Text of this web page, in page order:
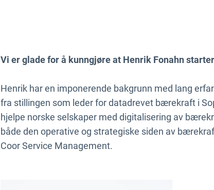
Vi er glade for å kunngjøre at Henrik Fonahn
Henrik har en imponerende bakgrunn med lang
fra stillingen som leder for datadrevet bærekraft i
hjelpe norske selskaper med digitalisering av
både den operative og strategiske siden av
Coor Service Management.